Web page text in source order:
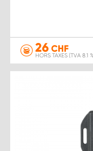
26 CHF
HORS TAXES (TVA 8.1